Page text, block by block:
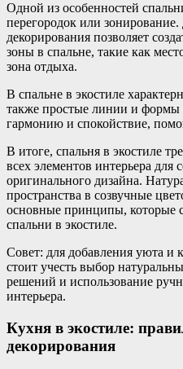
Одной из особенностей
перегородок или
декорирования позволяет
зоны в спальне, такие как
зона отдыха.
В спальне в экостиле
также простые линии и
гармонию и спокойствие,
В итоге, спальня в экостиле
всех элементов интерьера для
оригинального дизайна.
пространства в созвучные
основные принципы, которые
спальни в экостиле.
Совет: для добавления уюта и
стоит учесть выбор
решений и использование
интерьера.
Кухня в экостиле:
декорирования